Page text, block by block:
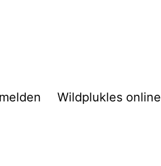
Wildplukles online